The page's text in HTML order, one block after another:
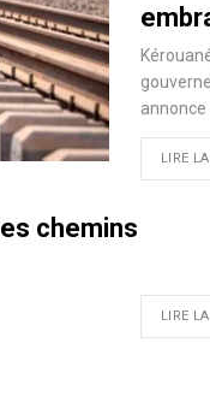
annonce
LIRE
chemins
LIRE